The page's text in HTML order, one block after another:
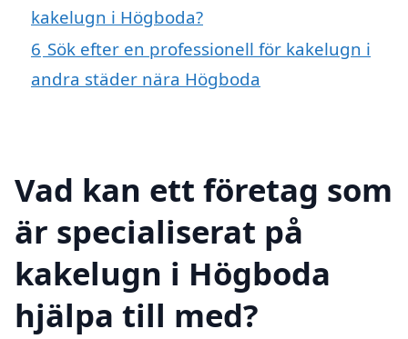
kakelugn i Högboda?
6 Sök efter en professionell för kakelugn i
andra städer nära Högboda
Vad kan ett företag som
är specialiserat på
kakelugn i Högboda
hjälpa till med?